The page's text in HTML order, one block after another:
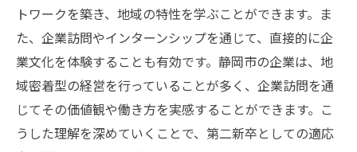
トワークを築き、地域の特性を学ぶことができます。ま
た、企業訪問やインターンシップを通じて、直接的に企
業文化を体験することも有効です。静岡市の企業は、地
域密着型の経営を行っていることが多く、企業訪問を通
じてその価値観や働き方を実感することができます。こ
うした理解を深めていくことで、第二新卒としての適応